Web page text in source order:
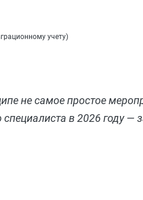
учету)
не самое простое
в 2026 году —